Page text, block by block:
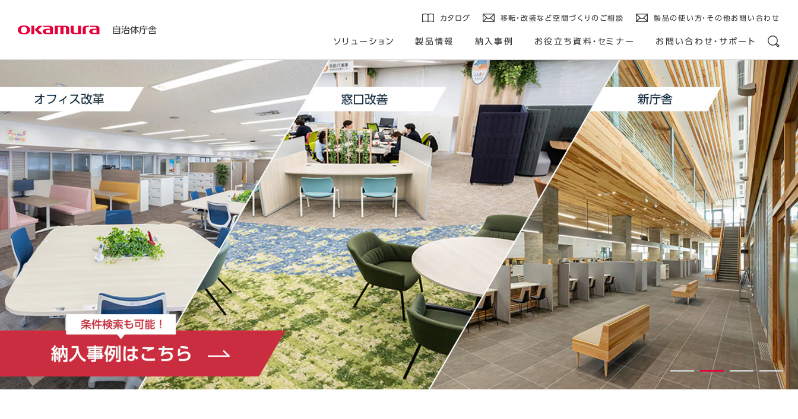
自治体庁舎
カタログ 移転・改装など空間づくりのご相談 製品の使い方・その他お問い合わせ
ソリューション 製品情報 納入事例 お役立ち資料・セミナー お問い合わせ・サポート